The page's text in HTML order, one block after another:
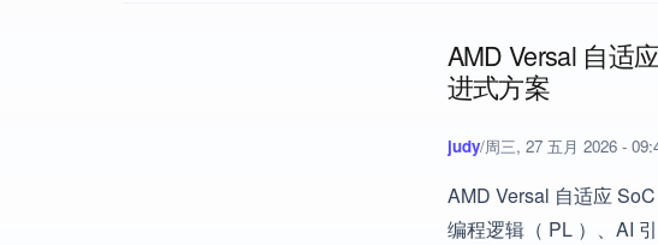
AMD Versal 自适
进式方案
judy/周三, 27 五月 2026 -
AMD Versal 自适应
编程逻辑（ PL ）、AI